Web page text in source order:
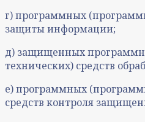
г) программных
защиты информации;
д) защищенных
технических) средств
е) программных
средств контроля